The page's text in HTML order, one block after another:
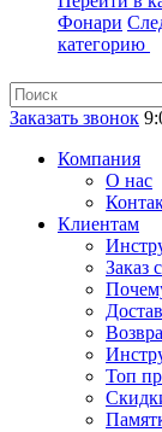
Фонари
категорию
Заказать звонок
Компания
О нас
Клиентам
Заказ
Топ